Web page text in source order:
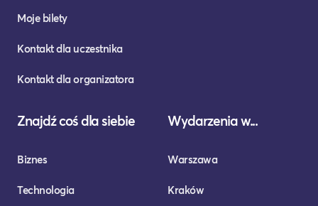
Moje bilety
Kontakt dla uczestnika
Kontakt dla organizatora
Znajdź coś dla siebie
Biznes
Technologia
Wydarzenia w...
Warszawa
Kraków